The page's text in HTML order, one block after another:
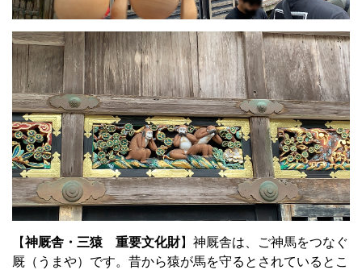
【神厩舎・三猿 重要文化財】神厩舎は、ご神馬をつなぐ
厩（うまや）です。昔から猿が馬を守るとされているとこ